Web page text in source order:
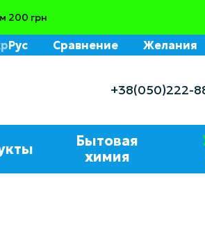
200 грн
Рус Сравнение Желания
+38(050)222-
Бытовая
химия